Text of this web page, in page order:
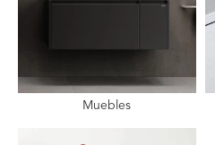
Muebles